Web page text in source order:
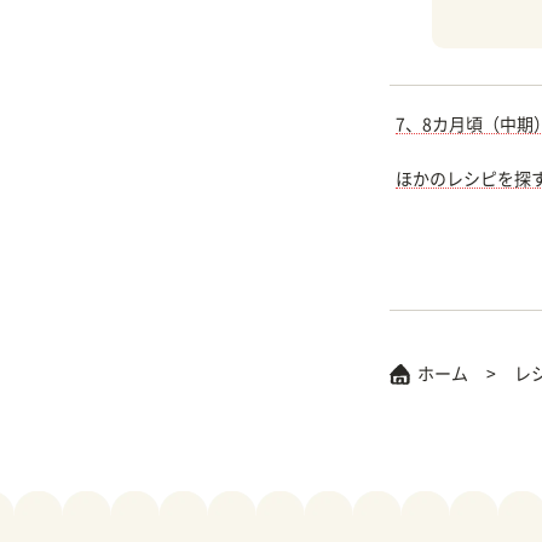
7、8カ月頃（中期
ほかのレシピを探
ホーム レ